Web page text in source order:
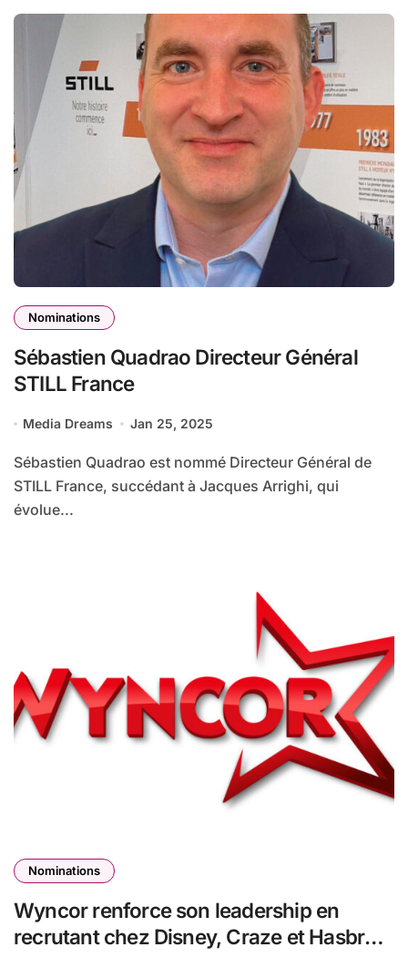
Nominations
Sébastien Quadrao Directeur Général
STILL France
Media Dreams Jan 25, 2025
Sébastien Quadrao est nommé Directeur Général de
STILL France, succédant à Jacques Arrighi, qui
évolue...
Nominations
Wyncor renforce son leadership en
recrutant chez Disney, Craze et Hasbro :